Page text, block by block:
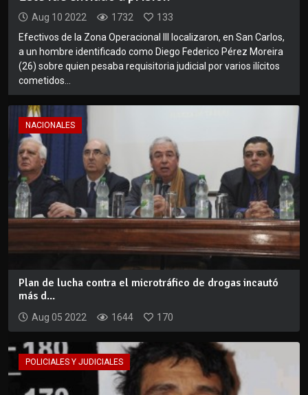
Aug 10 2022 1732
133
Efectivos de la Zona Operacional III localizaron, en San Carlos,
a un hombre identificado como Diego Federico Pérez Moreira
(26) sobre quien pesaba requisitoria judicial por varios ilícitos
cometidos...
NACIONALES
Plan de lucha contra el microtráfico de drogas incautó
más d...
Aug 05 2022 1644 170
POLICIALES Y JUDICIALES